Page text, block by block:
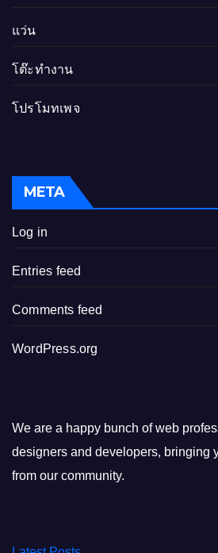
แว่น
โต๊ะทำงาน
โปรโมทเพจ
META
Log in
Entries feed
Comments feed
WordPress.org
We are a happy bunch of web
designers and developers, bringing
from our community.